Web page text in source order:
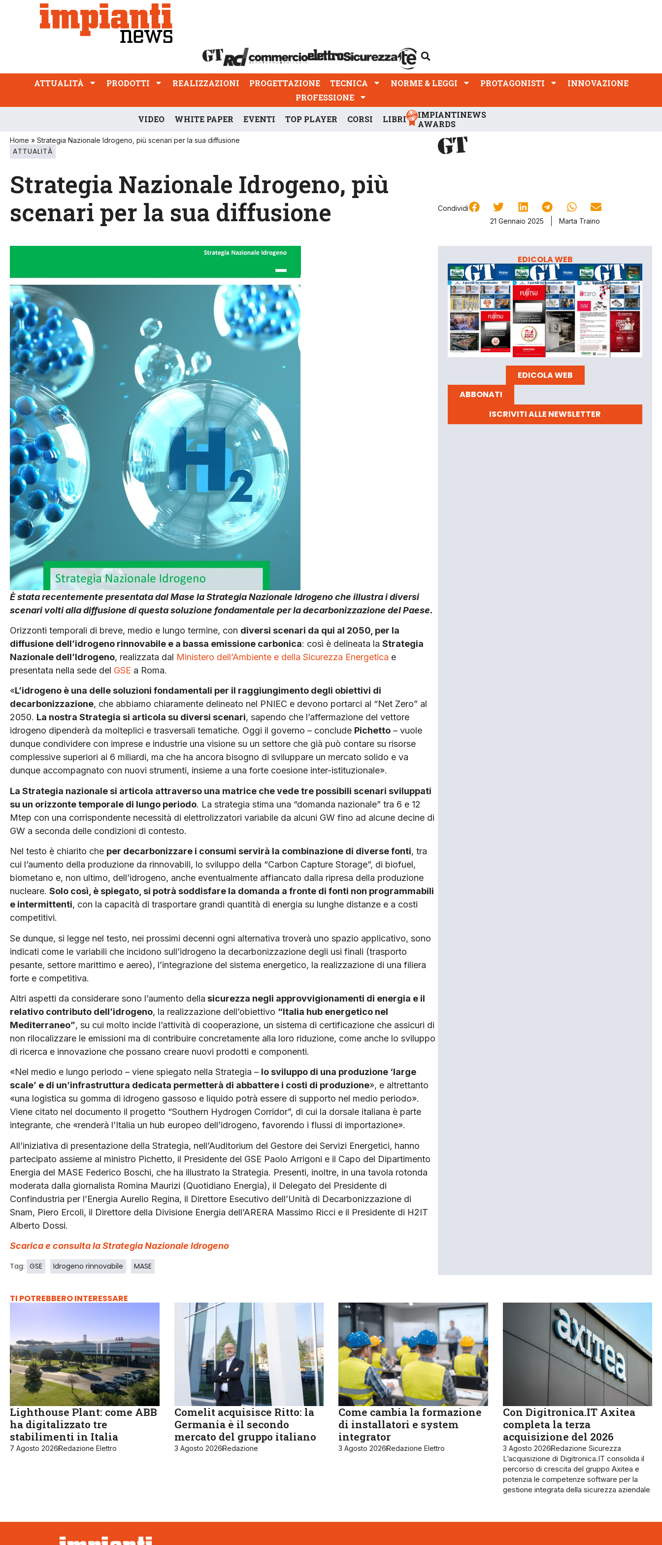
ATTUALITÀ PRODOTTI REALIZZAZIONI
PROFESSIONE
ATTUALITÀ PRODOTTI REALIZZAZIONI PROGETTAZIONE TECNICA NORME & LEGGI PROTAGONISTI
INNOVAZIONE
PROFESSIONE
VIDEO WHITE PAPER EVENTI TOP PLAYER CORSI LIBRI
IMPIANTINEWS
AWARDS
Home » Strategia Nazionale Idrogeno, più scenari per la sua diffusione
ATTUALITÀ
Strategia Nazionale Idrogeno, più
scenari per la sua diffusione
Condividi
21 Gennaio 2025
Marta Traino
È stata recentemente presentata dal Mase la Strategia Nazionale Idrogeno che illustra i diversi
scenari volti alla diffusione di questa soluzione fondamentale per la decarbonizzazione del Paese.
Orizzonti temporali di breve, medio e lungo termine, con diversi scenari da qui al 2050, per la
diffusione dell’idrogeno rinnovabile e a bassa emissione carbonica: così è delineata la Strategia
Nazionale dell’Idrogeno, realizzata dal Ministero dell’Ambiente e della Sicurezza Energetica e
presentata nella sede del GSE a Roma.
«L’idrogeno è una delle soluzioni fondamentali per il raggiungimento degli obiettivi di
decarbonizzazione, che abbiamo chiaramente delineato nel PNIEC e devono portarci al “Net Zero” al
2050. La nostra Strategia si articola su diversi scenari, sapendo che l’affermazione del vettore
idrogeno dipenderà da molteplici e trasversali tematiche. Oggi il governo – conclude Pichetto – vuole
dunque condividere con imprese e industrie una visione su un settore che già può contare su risorse
complessive superiori ai 6 miliardi, ma che ha ancora bisogno di sviluppare un mercato solido e va
dunque accompagnato con nuovi strumenti, insieme a una forte coesione inter-istituzionale».
La Strategia nazionale si articola attraverso una matrice che vede tre possibili scenari sviluppati
su un orizzonte temporale di lungo periodo. La strategia stima una “domanda nazionale” tra 6 e 12
Mtep con una corrispondente necessità di elettrolizzatori variabile da alcuni GW fino ad alcune decine di
GW a seconda delle condizioni di contesto.
Nel testo è chiarito che per decarbonizzare i consumi servirà la combinazione di diverse fonti, tra
cui l’aumento della produzione da rinnovabili, lo sviluppo della “Carbon Capture Storage”, di biofuel,
biometano e, non ultimo, dell’idrogeno, anche eventualmente affiancato dalla ripresa della produzione
nucleare. Solo così, è spiegato, si potrà soddisfare la domanda a fronte di fonti non programmabili
e intermittenti, con la capacità di trasportare grandi quantità di energia su lunghe distanze e a costi
competitivi.
Se dunque, si legge nel testo, nei prossimi decenni ogni alternativa troverà uno spazio applicativo, sono
indicati come le variabili che incidono sull’idrogeno la decarbonizzazione degli usi finali (trasporto
pesante, settore marittimo e aereo), l’integrazione del sistema energetico, la realizzazione di una filiera
forte e competitiva.
Altri aspetti da considerare sono l’aumento della sicurezza negli approvvigionamenti di energia e il
relativo contributo dell’idrogeno, la realizzazione dell’obiettivo “Italia hub energetico nel
Mediterraneo”, su cui molto incide l’attività di cooperazione, un sistema di certificazione che assicuri di
non rilocalizzare le emissioni ma di contribuire concretamente alla loro riduzione, come anche lo sviluppo
di ricerca e innovazione che possano creare nuovi prodotti e componenti.
«Nel medio e lungo periodo – viene spiegato nella Strategia – lo sviluppo di una produzione ‘large
scale’ e di un’infrastruttura dedicata permetterà di abbattere i costi di produzione», e altrettanto
«una logistica su gomma di idrogeno gassoso e liquido potrà essere di supporto nel medio periodo».
Viene citato nel documento il progetto “Southern Hydrogen Corridor”, di cui la dorsale italiana è parte
integrante, che «renderà l’Italia un hub europeo dell’idrogeno, favorendo i flussi di importazione».
All’iniziativa di presentazione della Strategia, nell’Auditorium del Gestore dei Servizi Energetici, hanno
partecipato assieme al ministro Pichetto, il Presidente del GSE Paolo Arrigoni e il Capo del Dipartimento
Energia del MASE Federico Boschi, che ha illustrato la Strategia. Presenti, inoltre, in una tavola rotonda
moderata dalla giornalista Romina Maurizi (Quotidiano Energia), il Delegato del Presidente di
Confindustria per l’Energia Aurelio Regina, il Direttore Esecutivo dell’Unità di Decarbonizzazione di
Snam, Piero Ercoli, il Direttore della Divisione Energia dell’ARERA Massimo Ricci e il Presidente di H2IT
Alberto Dossi.
Scarica e consulta la Strategia Nazionale Idrogeno
Tag: GSE Idrogeno rinnovabile MASE
EDICOLA WEB
EDICOLA WEB
ABBONATI
ISCRIVITI ALLE NEWSLETTER
TI POTREBBERO INTERESSARE
Lighthouse Plant: come ABB
ha digitalizzato tre
stabilimenti in Italia
7 Agosto 2026 Redazione Elettro
Comelit acquisisce Ritto: la
Germania è il secondo
mercato del gruppo italiano
3 Agosto 2026Redazione
Come cambia la formazione
di installatori e system
integrator
3 Agosto 2026 Redazione Elettro
Con Digitronica.IT Axitea
completa la terza
acquisizione del 2026
3 Agosto 2026Redazione Sicurezza
L’acquisizione di Digitronica.IT consolida il
percorso di crescita del gruppo Axitea e
potenzia le competenze software per la
gestione integrata della sicurezza aziendale